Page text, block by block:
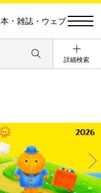
本・雑誌・ウェブ
詳細検索
Ne